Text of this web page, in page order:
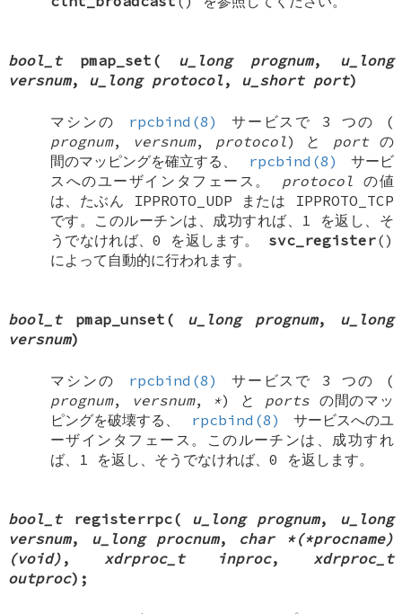
bool_t pmap_set ( u_long prognum, u_long
versnum, u_long protocol, u_short port)
マシンの rpcbind(8)
サービスで 3 つの (
prognum, versnum, protocol) と portの
間のマッピングを確立する、
rpcbind(8)
サービ
スへのユーザインタフェース。 protocol の値
は、たぶん
IPPROTO_UDP または
IPPROTO_TCP
です。このルーチンは、成功すれば、1 を返し、そ
うでなければ、0 を返します。 svc_register()
によって自動的に行われます。
bool_t pmap_unset ( u_long prognum, u_long
versnum)
マシンの rpcbind(8)
サービスで 3 つの (
prognum, versnum, *) と ports の間のマッ
ピングを破壊する、
rpcbind(8)
サービスへのユ
ーザインタフェース。このルーチンは、成功すれ
ば、1 を返し、そうでなければ、0 を返します。
bool_t registerrpc( u_long prognum, u_long
versnum, u_long procnum, char *(*procname)
(void) , xdrproc_t inproc, xdrproc_t
outproc);